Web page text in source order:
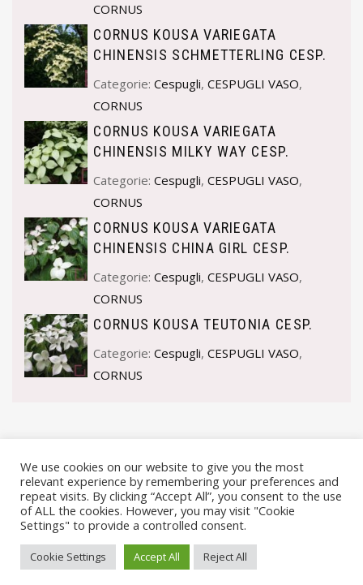
CORNUS
CORNUS KOUSA VARIEGATA
CHINENSIS SCHMETTERLING CESP.
Categorie:Cespugli,CESPUGLI VASO,
CORNUS
CORNUS KOUSA VARIEGATA
CHINENSIS MILKY WAY CESP.
Categorie:Cespugli,CESPUGLI VASO,
CORNUS
CORNUS KOUSA VARIEGATA
CHINENSIS CHINA GIRL CESP.
Categorie:Cespugli,CESPUGLI VASO,
CORNUS
CORNUS KOUSA TEUTONIA CESP.
Categorie:Cespugli,CESPUGLI VASO,
CORNUS
© VIVAI MARCHE BY ANDREA GOSTOLI P.IVA 02074150414 |
PRIVACY POLICY
We use cookies on our website to give you the most
relevant experience by remembering your preferences and
repeat visits. By clicking “Accept All”, you consent to the use
of ALL the cookies. However, you may visit "Cookie
Settings" to provide a controlled consent.
Cookie Settings Accept All Reject All